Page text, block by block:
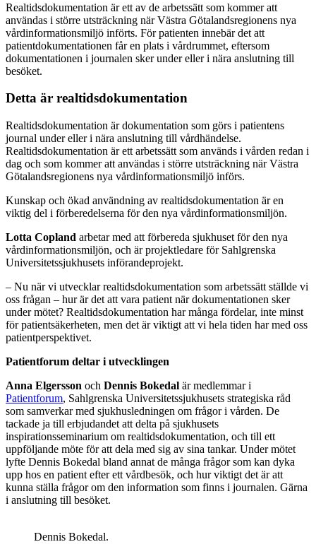
Realtidsdokumentation är ett av de arbetssätt som kommer att
användas i större utsträckning när Västra Götalandsregionens nya
vårdinformationsmiljö införts. För patienten innebär det att
patientdokumentationen får en plats i vårdrummet, eftersom
dokumentationen i journalen sker under eller i nära anslutning till
besöket.
Detta är realtidsdokumentation
Realtidsdokumentation är dokumentation som görs i patientens
journal under eller i nära anslutning till vårdhändelse.
Realtidsdokumentation är ett arbetssätt som används i vården redan i
dag och som kommer att användas i större utsträckning när Västra
Götalandsregionens nya vårdinformationsmiljö införs.
Kunskap och ökad användning av realtidsdokumentation är en
viktig del i förberedelserna för den nya vårdinformationsmiljön.
Lotta Copland arbetar med att förbereda sjukhuset för den nya
vårdinformationsmiljön, och är projektledare för Sahlgrenska
Universitetssjukhusets införandeprojekt.
– Nu när vi utvecklar realtidsdokumentation som arbetssätt ställde vi
oss frågan – hur är det att vara patient när dokumentationen sker
under mötet? Realtidsdokumentation har många fördelar, inte minst
för patientsäkerheten, men det är viktigt att vi hela tiden har med oss
patientperspektivet.
Patientforum deltar i utvecklingen
Anna Elgersson och Dennis Bokedal är medlemmar i
Patientforum, Sahlgrenska Universitetssjukhusets strategiska råd
som samverkar med sjukhusledningen om frågor i vården. De
tackade ja till erbjudandet att delta på sjukhusets
inspirationsseminarium om realtidsdokumentation, och till ett
uppföljande möte för att dela med sig av sina tankar. Under mötet
lyfte Dennis Bokedal bland annat de många frågor som kan dyka
upp hos en patient efter ett vårdbesök, och hur viktigt det är att
kunna ställa frågor om den information som finns i journalen. Gärna
i anslutning till besöket.
Dennis Bokedal.